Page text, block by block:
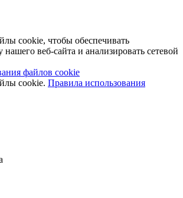
cookie, чтобы обеспечивать
веб-сайта и анализировать сетевой
файлов cookie
cookie. Правила использования